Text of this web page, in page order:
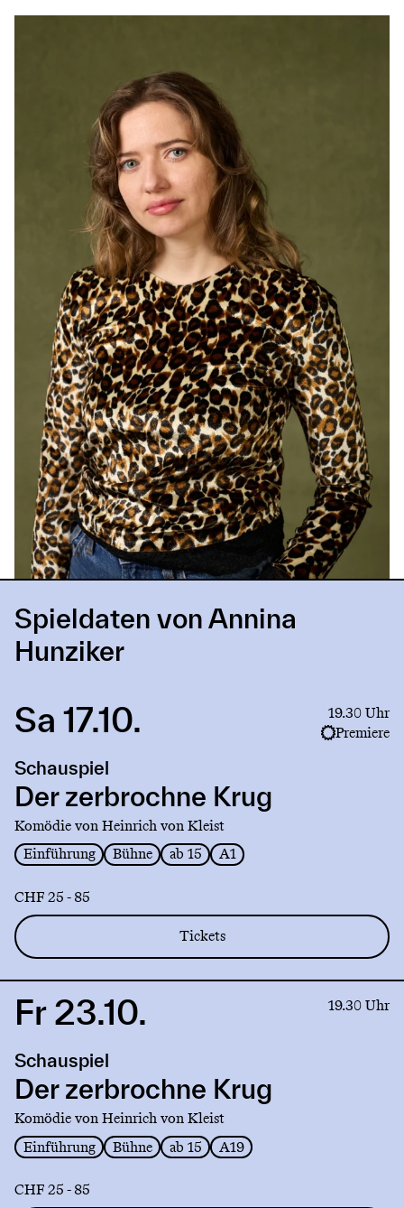
Spieldaten von Annina
Hunziker
Link
Der
zerbrochne
Krug
Sa 17.10.
19.30 Uhr
Premiere
Schauspiel
Der zerbrochne Krug
Komödie von Heinrich von Kleist
Einführung
Bühne ab 15 A1
CHF 25 - 85
Tickets
Link
Der
zerbrochne
Krug
Fr 23.10. 19.30 Uhr
Schauspiel
Der zerbrochne Krug
Komödie von Heinrich von Kleist
Einführung
Bühne ab 15 A19
CHF 25 - 85